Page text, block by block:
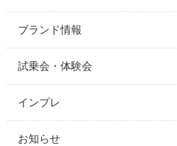
ブランド情報
試乗会・体験会
インプレ
お知らせ